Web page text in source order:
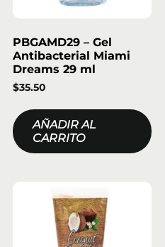
PBGAMD29 – Gel
Antibacterial Miami
Dreams 29 ml
$35.50
AÑADIR AL
CARRITO